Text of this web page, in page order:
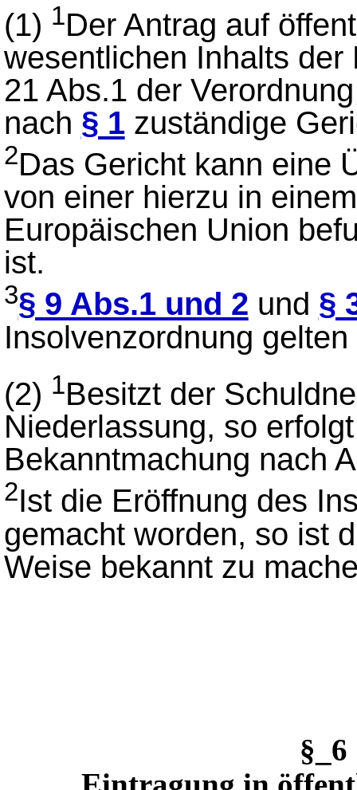
(1) 1Der Antrag auf
wesentlichen Inhalts
21 Abs.1 der
nach § 1zuständige
2Das Gericht kann eine
von einer hierzu in
Europäischen Union
ist.
3§ 9 Abs.1 und 2 und §
Insolvenzordnung
(2) 1Besitzt der
Niederlassung, so
Bekanntmachung nach
2Ist die Eröffnung des
gemacht worden, so ist
Weise bekannt zu